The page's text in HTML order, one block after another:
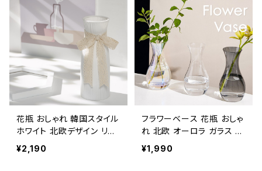
花瓶 おしゃれ 韓国スタイル
ホワイト 北欧デザイン リボ
ン付き NTFV004
¥2,190
フラワーベース 花瓶 おしゃ
れ 北欧 オーロラ ガラス 高
さ12cm NTFV014
¥1,990